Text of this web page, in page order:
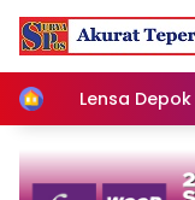
Skip
content
HomeLensa Depok